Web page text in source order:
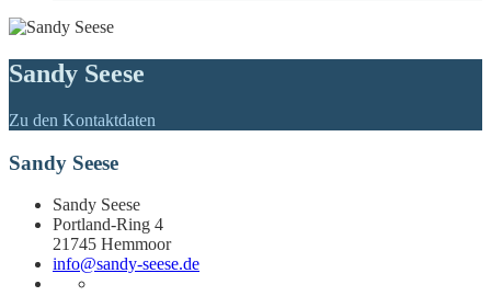
Sandy Seese
Zu den Kontaktdaten
Sandy Seese
Sandy Seese
Portland-Ring 4
21745 Hemmoor
info@sandy-seese.de